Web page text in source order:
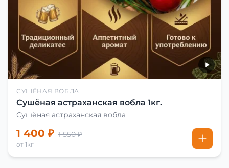
СУШЁНАЯ ВОБЛА
Сушёная астраханская вобла 1кг.
Сушёная астраханская вобла
1 400 ₽ 1 550 ₽
от 1кг